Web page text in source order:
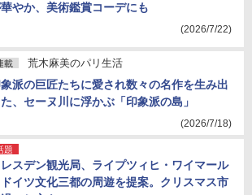
やか、美術鑑賞コーデにも
(2026/7/22)
載 荒木麻美のパリ生活
派の巨匠たちに愛され数々の名作を生み出
た、セーヌ川に浮かぶ「印象派の島」
(2026/7/18)
題
レスデン観光局、ライプツィヒ・ワイマール
ドイツ文化三都の周遊を提案。クリスマス市